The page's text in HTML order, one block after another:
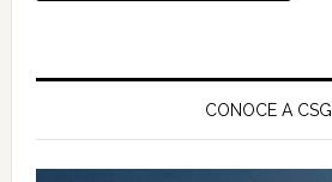
Barra
principal
CONOCE A CSG